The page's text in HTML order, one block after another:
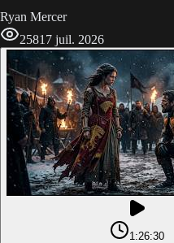
Ryan Mercer
25817 juil. 2026
1:26:30